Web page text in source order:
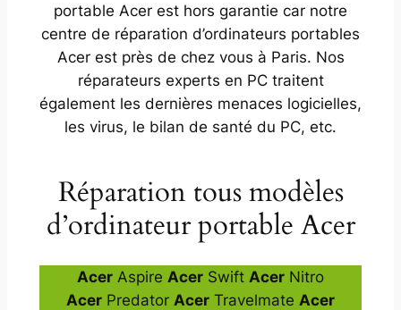
portable Acer est hors garantie car notre
centre de réparation d’ordinateurs portables
Acer est près de chez vous à Paris. Nos
réparateurs experts en PC traitent
également les dernières menaces logicielles,
les virus, le bilan de santé du PC, etc.
Réparation tous modèles
d’ordinateur portable Acer
Acer Aspire Acer Swift Acer Nitro
Acer Predator Acer Travelmate Acer